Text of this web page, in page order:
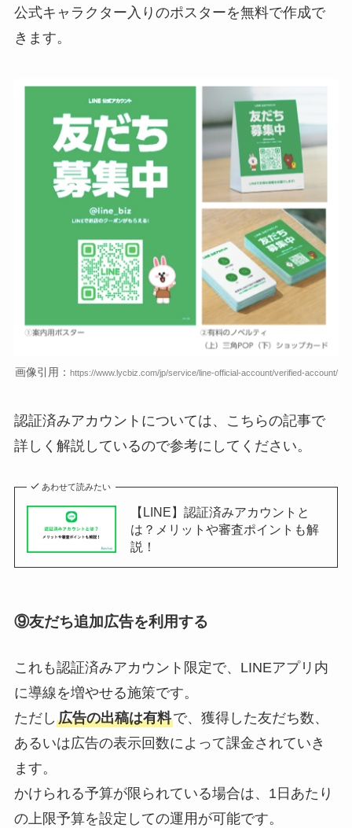
公式キャラクター入りのポスターを無料で作成で
きます。
画像引用： https://www.lycbiz.com/jp/service/line-official-account/verified-account/
認証済みアカウントについては、こちらの記事で
詳しく解説しているので参考にしてください。
あわせて読みたい
【LINE】認証済みアカウントと
は？メリットや審査ポイントも解
説！
⑨友だち追加広告を利用する
これも認証済みアカウント限定で、LINEアプリ内
に導線を増やせる施策です。
ただし 広告の出稿は有料で、獲得した友だち数、
あるいは広告の表示回数によって課金されていき
ます。
かけられる予算が限られている場合は、1日あたり
の上限予算を設定しての運用が可能です。